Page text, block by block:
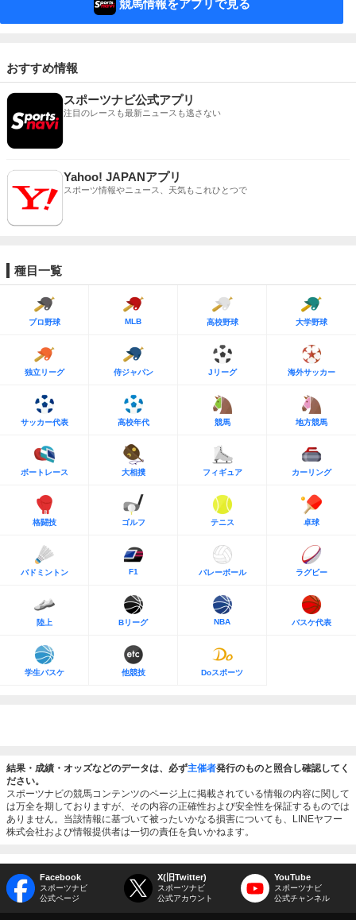
競馬情報をアプリで見る
おすすめ情報
スポーツナビ公式アプリ
注目のレースも最新ニュースも逃さない
Yahoo! JAPANアプリ
スポーツ情報やニュース、天気もこれひとつで
種目一覧
プロ野球 MLB 高校野球 大学野球
独立リーグ 侍ジャパン Jリーグ 海外サッカー
サッカー代表 高校年代 競馬 地方競馬
ボートレース 大相撲 フィギュア カーリング
格闘技 ゴルフ テニス 卓球
バドミントン F1 バレーボール ラグビー
陸上 Bリーグ NBA バスケ代表
学生バスケ 他競技 Doスポーツ
結果・成績・オッズなどのデータは、必ず主催者発行のものと照合し確認してく
ださい。
スポーツナビの競馬コンテンツのページ上に掲載されている情報の内容に関して
は万全を期しておりますが、その内容の正確性および安全性を保証するものでは
ありません。当該情報に基づいて被ったいかなる損害についても、LINEヤフー
株式会社および情報提供者は一切の責任を負いかねます。
Facebook
スポーツナビ
公式ページ
X(旧Twitter)
スポーツナビ
公式アカウント
YouTube
スポーツナビ
公式チャンネル